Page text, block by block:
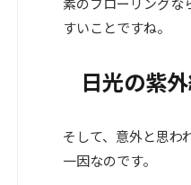
すいことですね。
日光の紫
そして、意外と思わ
一因なのです。